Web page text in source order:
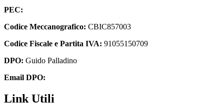
PEC:
Codice Meccanografico: CBIC857003
Codice Fiscale e Partita IVA: 91055150709
DPO: Guido Palladino
Email DPO:
Link Utili